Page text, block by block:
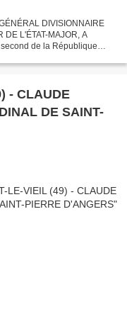
DIVISIONNAIRE
DE L'ÉTAT-MAJOR, A
de la République
- CLAUDE
DE SAINT-